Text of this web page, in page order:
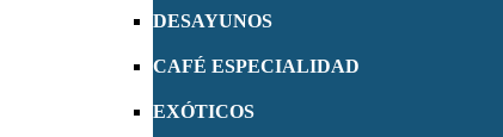
DESAYUNOS
CAFÉ ESPECIALIDAD
EXÓTICOS